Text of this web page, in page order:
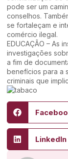
pode ser um
conselhos.
se fortaleçam e
comércio ilegal.
EDUCAÇÃO – As
investigações
a fim de
benefícios para a
criminais que
LinkedIn